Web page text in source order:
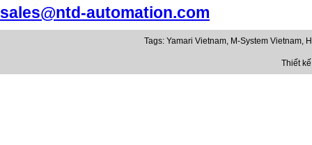
sales@ntd-automation.com
Tags: Yamari Vietnam, M-System Vietnam,
Thiết